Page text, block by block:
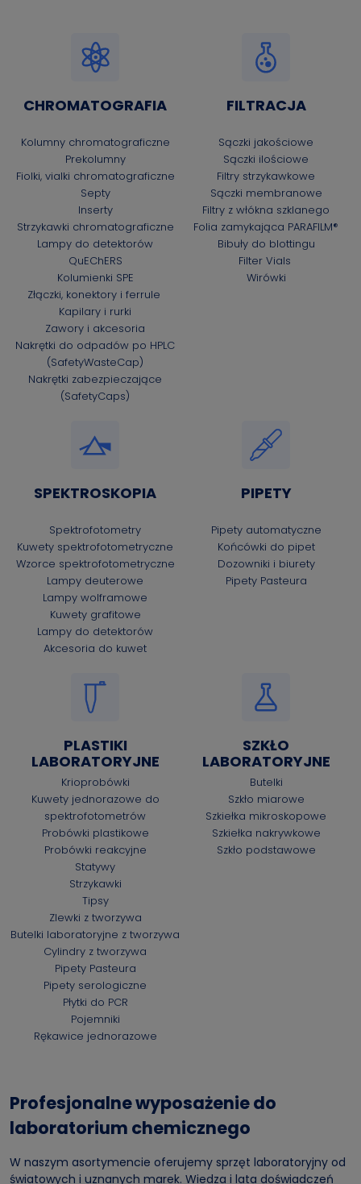
CHROMATOGRAFIA
Kolumny chromatograficzne
Prekolumny
Fiolki, vialki chromatograficzne
Septy
Inserty
Strzykawki chromatograficzne
Lampy do detektorów
QuEChERS
Kolumienki SPE
Złączki, konektory i ferrule
Kapilary i rurki
Zawory i akcesoria
Nakrętki do odpadów po HPLC
(SafetyWasteCap)
Nakrętki zabezpieczające
(SafetyCaps)
FILTRACJA
Sączki jakościowe
Sączki ilościowe
Filtry strzykawkowe
Sączki membranowe
Filtry z włókna szklanego
Folia zamykająca PARAFILM®
Bibuły do blottingu
Filter Vials
Wirówki
SPEKTROSKOPIA
Spektrofotometry
Kuwety spektrofotometryczne
Wzorce spektrofotometryczne
Lampy deuterowe
Lampy wolframowe
Kuwety grafitowe
Lampy do detektorów
Akcesoria do kuwet
PIPETY
Pipety automatyczne
Końcówki do pipet
Dozowniki i biurety
Pipety Pasteura
PLASTIKI
LABORATORYJNE
Krioprobówki
Kuwety jednorazowe do
spektrofotometrów
Probówki plastikowe
Probówki reakcyjne
Statywy
Strzykawki
Tipsy
Zlewki z tworzywa
Butelki laboratoryjne z tworzywa
Cylindry z tworzywa
Pipety Pasteura
Pipety serologiczne
Płytki do PCR
Pojemniki
Rękawice jednorazowe
SZKŁO
LABORATORYJNE
Butelki
Szkło miarowe
Szkiełka mikroskopowe
Szkiełka nakrywkowe
Szkło podstawowe
Profesjonalne wyposażenie do
laboratorium chemicznego
W naszym asortymencie oferujemy sprzęt laboratoryjny od
światowych i uznanych marek. Wiedza i lata doświadczeń